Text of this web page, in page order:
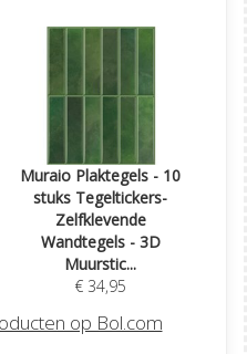
Muraio Plaktegels - 10
stuks Tegeltickers-
Zelfklevende
Wandtegels - 3D
Muurstic...
€ 34,95
op Bol.com